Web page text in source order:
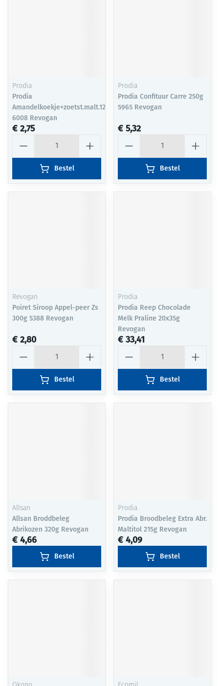
Prodia
Prodia
Amandelkoekje+zoetst.malt.125g
6008 Revogan
€ 2,75
Bestel
Prodia
Prodia Confituur Carre 250g
5965 Revogan
€ 5,32
Bestel
Revogan
Poiret Siroop Appel-peer Zs
300g 5388 Revogan
€ 2,80
Bestel
Prodia
Prodia Reep Chocolade
Melk Praline 20x35g
Revogan
€ 33,41
Bestel
Allsan
Allsan Broddbeleg
Abrikozen 320g Revogan
€ 4,66
Bestel
Prodia
Prodia Broodbeleg Extra Abr.
Maltitol 215g Revogan
€ 4,09
Bestel